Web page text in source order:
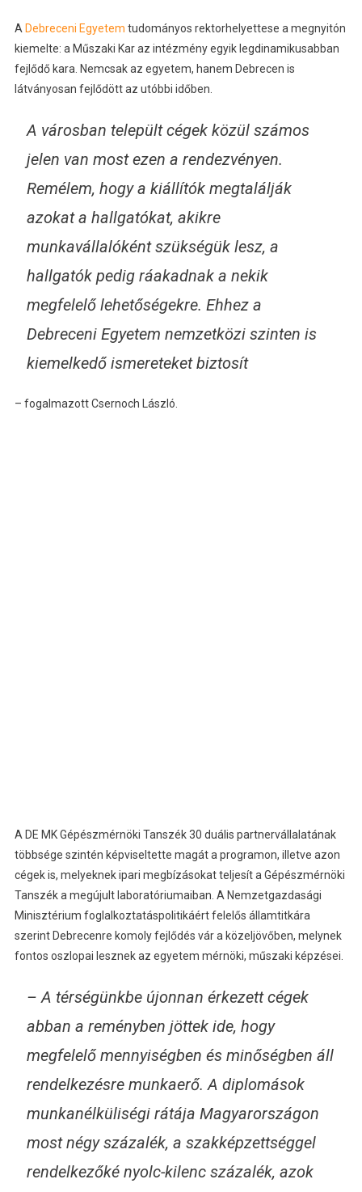
A Debreceni Egyetem tudományos rektorhelyettese a megnyitón
kiemelte: a Műszaki Kar az intézmény egyik legdinamikusabban
fejlődő kara. Nemcsak az egyetem, hanem Debrecen is
látványosan fejlődött az utóbbi időben.
A városban települt cégek közül számos
jelen van most ezen a rendezvényen.
Remélem, hogy a kiállítók megtalálják
azokat a hallgatókat, akikre
munkavállalóként szükségük lesz, a
hallgatók pedig ráakadnak a nekik
megfelelő lehetőségekre. Ehhez a
Debreceni Egyetem nemzetközi szinten is
kiemelkedő ismereteket biztosít
– fogalmazott Csernoch László.
A DE MK Gépészmérnöki Tanszék 30 duális partnervállalatának
többsége szintén képviseltette magát a programon, illetve azon
cégek is, melyeknek ipari megbízásokat teljesít a Gépészmérnöki
Tanszék a megújult laboratóriumaiban. A Nemzetgazdasági
Minisztérium foglalkoztatáspolitikáért felelős államtitkára
szerint Debrecenre komoly fejlődés vár a közeljövőben, melynek
fontos oszlopai lesznek az egyetem mérnöki, műszaki képzései.
– A térségünkbe újonnan érkezett cégek
abban a reményben jöttek ide, hogy
megfelelő mennyiségben és minőségben áll
rendelkezésre munkaerő. A diplomások
munkanélküliségi rátája Magyarországon
most négy százalék, a szakképzettséggel
rendelkezőké nyolc-kilenc százalék, azok